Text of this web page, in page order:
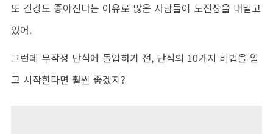
또 건강도 좋아진다는 이유로 많은 사람들이 도전장을 내밀고
있어.
그런데 무작정 단식에 돌입하기 전, 단식의 10가지 비법을 알
고 시작한다면 훨씬 좋겠지?